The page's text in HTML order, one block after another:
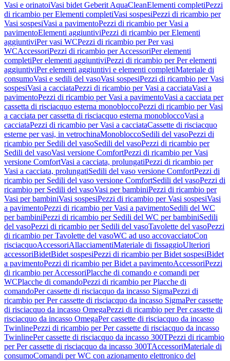
Vasi e orinatoiVasi bidet Geberit AquaCleanElementi completiPezzi
di ricambio per Elementi completiVasi sospesiPezzi di ricambio per
Vasi sospesiVasi a pavimentoPezzi di ricambio per Vasi a
pavimentoElementi aggiuntiviPezzi di ricambio per Elementi
aggiuntiviPer vasi WCPezzi di ricambio per Per vasi
WCAccessoriPezzi di ricambio per AccessoriPer elementi
completiPer elementi aggiuntiviPezzi di ricambio per Per elementi
aggiuntiviPer elementi aggiuntivi e elementi completiMateriale di
consumoVasi e sedili del vasoVasi sospesiPezzi di ricambio per Vasi
sospesiVasi a cacciataPezzi di ricambio per Vasi a cacciataVasi a
pavimentoPezzi di ricambio per Vasi a pavimentoVasi a cacciata per
cassetta di risciacquo esterna monobloccoPezzi di ricambio per Vasi
a cacciata per cassetta di risciacquo esterna monobloccoVasi a
cacciataPezzi di ricambio per Vasi a cacciataCassette di risciacquo
esterne per vasi, in vetrochinaMonobloccoSedili del vasoPezzi di
ricambio per Sedili del vasoSedili del vasoPezzi di ricambio per
Sedili del vasoVasi versione ComfortPezzi di ricambio per Vasi
versione ComfortVasi a cacciata, prolungatiPezzi di ricambio per
Vasi a cacciata, prolungatiSedili del vaso versione ComfortPezzi di
ricambio per Sedili del vaso versione ComfortSedili del vasoPezzi di
ricambio per Sedili del vasoVasi per bambiniPezzi di ricambio per
Vasi per bambiniVasi sospesiPezzi di ricambio per Vasi sospesiVasi
a pavimentoPezzi di ricambio per Vasi a pavimentoSedili del WC
per bambiniPezzi di ricambio per Sedili del WC per bambiniSedili
del vasoPezzi di ricambio per Sedili del vasoTavolette del vasoPezzi
di ricambio per Tavolette del vasoWC ad uso accovacciatoCon
risciacquoAccessoriAllacciamentiMateriale di fissaggioUlteriori
accessoriBidetBidet sospesiPezzi di ricambio per Bidet sospesiBidet
a pavimentoPezzi di ricambio per Bidet a pavimentoAccessoriPezzi
di ricambio per AccessoriPlacche di comando e comandi per
WCPlacche di comandoPezzi di ricambio per Placche di
comandoPer cassette di risciacquo da incasso SigmaPezzi di
ricambio per Per cassette di risciacquo da incasso SigmaPer cassette
di risciacquo da incasso OmegaPezzi di ricambio per Per cassette di
risciacquo da incasso OmegaPer cassette di risciacquo da incasso
TwinlinePezzi di ricambio per Per cassette di risciacquo da incasso
TwinlinePer cassette di risciacquo da incasso 300TPezzi di ricambio
per Per cassette di risciacquo da incasso 300TAccessoriMateriale di
consumoComandi per WC con azionamento elettronico del